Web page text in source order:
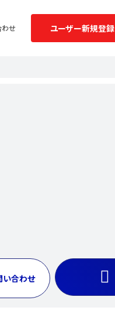
わせ ユーザー新規登録
い合わせ